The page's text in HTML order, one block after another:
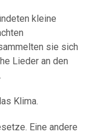
kleine
sie sich
Lieder an den
Klima.
Eine andere